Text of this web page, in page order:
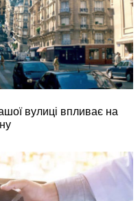
вулиці впливає на